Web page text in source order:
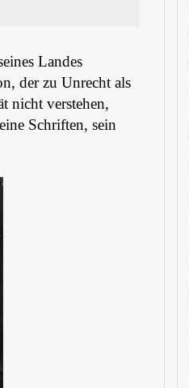
Landes
der zu Unrecht als
nicht verstehen,
Schriften, sein